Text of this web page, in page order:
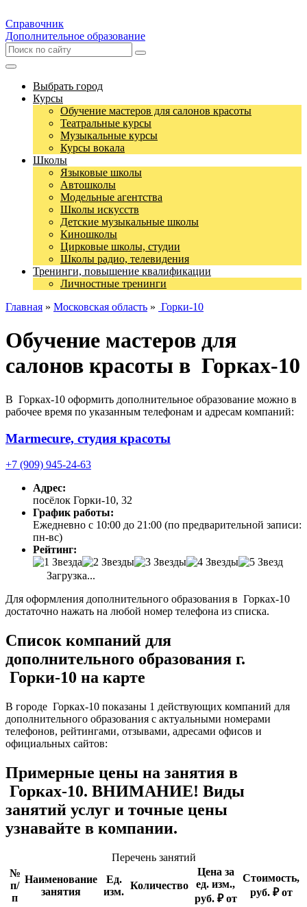
Справочник
Дополнительное образование
Выбрать город
Курсы
Обучение мастеров для салонов красоты
Театральные курсы
Музыкальные курсы
Курсы вокала
Школы
Языковые школы
Автошколы
Модельные агентства
Школы искусств
Детские музыкальные школы
Киношколы
Цирковые школы, студии
Школы радио, телевидения
Тренинги, повышение квалификации
Личностные тренинги
Главная » Московская область » Горки-10
Обучение мастеров для
салонов красоты в Горках-10
В Горках-10 оформить дополнительное образование можно в
рабочее время по указанным телефонам и адресам компаний:
Marmecure, студия красоты
+7 (909) 945-24-63
Адрес:
посёлок Горки-10, 32
График работы:
Ежедневно с 10:00 до 21:00 (по предварительной записи:
пн-вс)
Рейтинг:
Загрузка...
Для оформления дополнительного образования в Горках-10
достаточно нажать на любой номер телефона из списка.
Список компаний для
дополнительного образования г.
Горки-10 на карте
В городе Горках-10 показаны 1 действующих компаний для
дополнительного образования с актуальными номерами
телефонов, рейтингами, отзывами, адресами офисов и
официальных сайтов:
Примерные цены на занятия в
Горках-10. ВНИМАНИЕ! Виды
занятий услуг и точные цены
узнавайте в компании.
Перечень занятий
№
п/
п
Наименование
занятия
Ед.
изм.
Количество
Цена за
ед. изм.,
руб. ₽ от
Стоимость,
руб. ₽ от